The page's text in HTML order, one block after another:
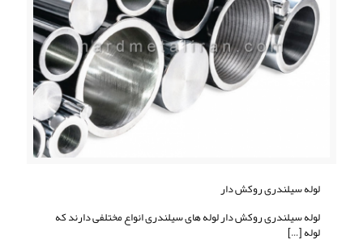
لوله سیلندری روکش دار
لوله سیلندری روکش دار لوله های سیلندری انواع مختلفی دارند که
لوله[…]